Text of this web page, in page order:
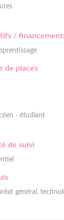
/
de places
- étudiant
de suivi
général,